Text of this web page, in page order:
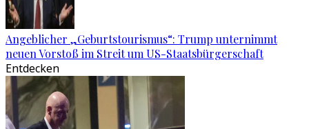
Angeblicher „Geburtstourismus“: Trump unternimmt
neuen Vorstoß im Streit um US-Staatsbürgerschaft
Entdecken